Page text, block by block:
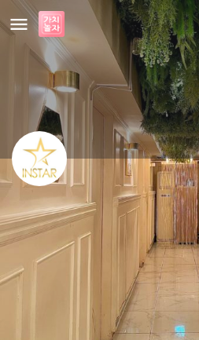
인스타
"클릭"한번에 [인생]을 바꿔드립니다 Instar
구인정보
문자보내기 찜